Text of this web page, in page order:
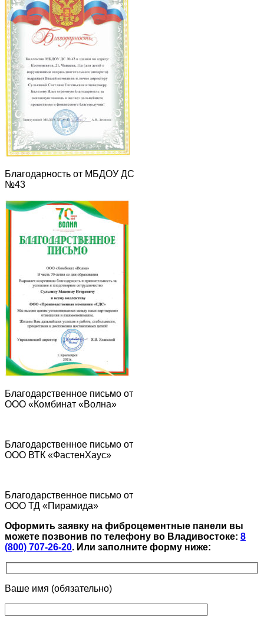
Благодарность от МБДОУ ДС
№43
Благодарственное письмо от
ООО «Комбинат «Волна»
Благодарственное письмо от
ООО ВТК «ФастенХаус»
Благодарственное письмо от
ООО ТД «Пирамида»
Оформить заявку на фиброцементные панели вы
можете позвонив по телефону во Владивостоке: 8
(800) 707-26-20. Или заполните форму ниже:
Ваше имя (обязательно)